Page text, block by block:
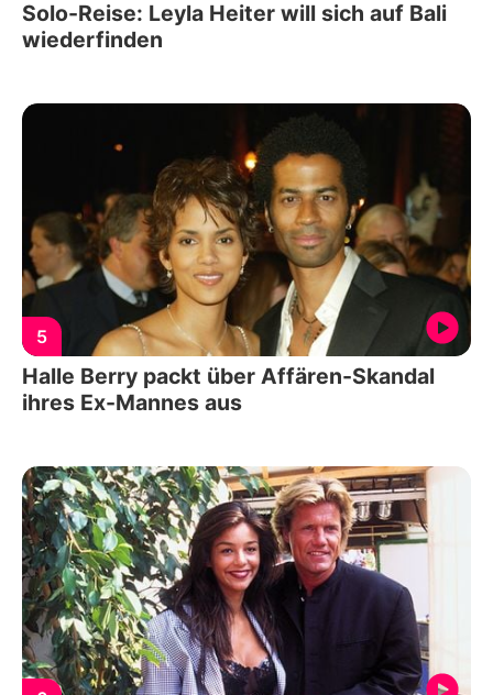
Solo-Reise: Leyla Heiter will sich auf Bali
wiederfinden
5
Halle Berry packt über Affären-Skandal
ihres Ex-Mannes aus